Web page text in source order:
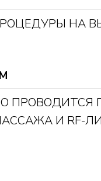
НА
ПРОВОДИТСЯ
И RF-